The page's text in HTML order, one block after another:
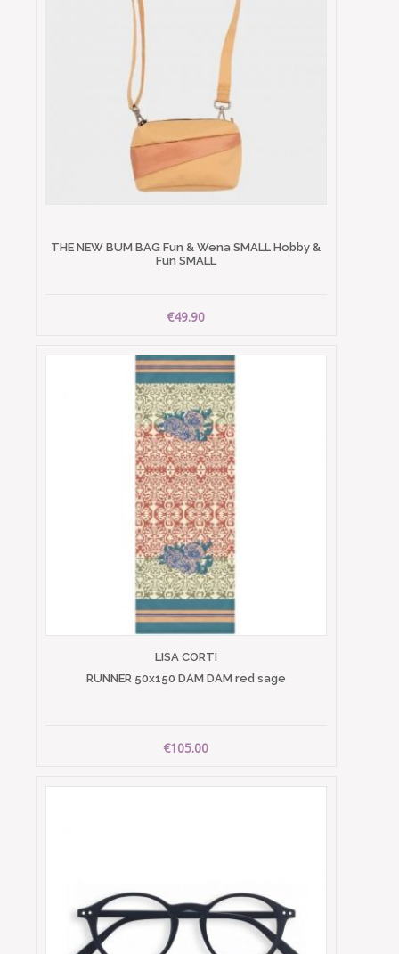
THE NEW BUM BAG Fun & Wena SMALL Hobby &
Fun SMALL
€49.90
LISA CORTI
RUNNER 50x150 DAM DAM red sage
€105.00